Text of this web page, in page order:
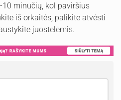
minučių, kol paviršius
iš orkaitės, palikite atvėsti
juostelėmis.